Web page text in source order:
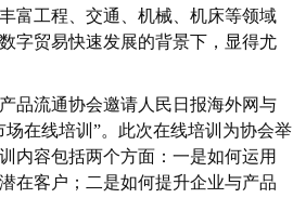
富工程、交通、机械、机床等领域
字贸易快速发展的背景下，显得尤
品流通协会邀请人民日报海外网与
在线培训”。此次在线培训为协会举
内容包括两个方面：一是如何运用
在客户；二是如何提升企业与产品